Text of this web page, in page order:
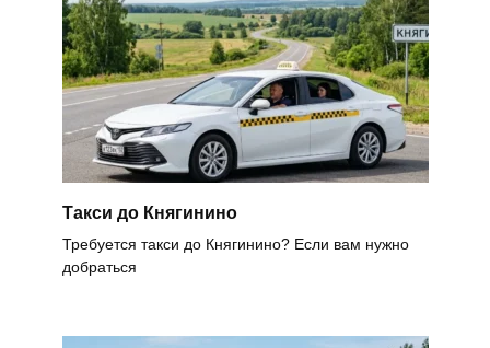
Такси до Княгинино
Требуется такси до Княгинино? Если вам нужно
добраться